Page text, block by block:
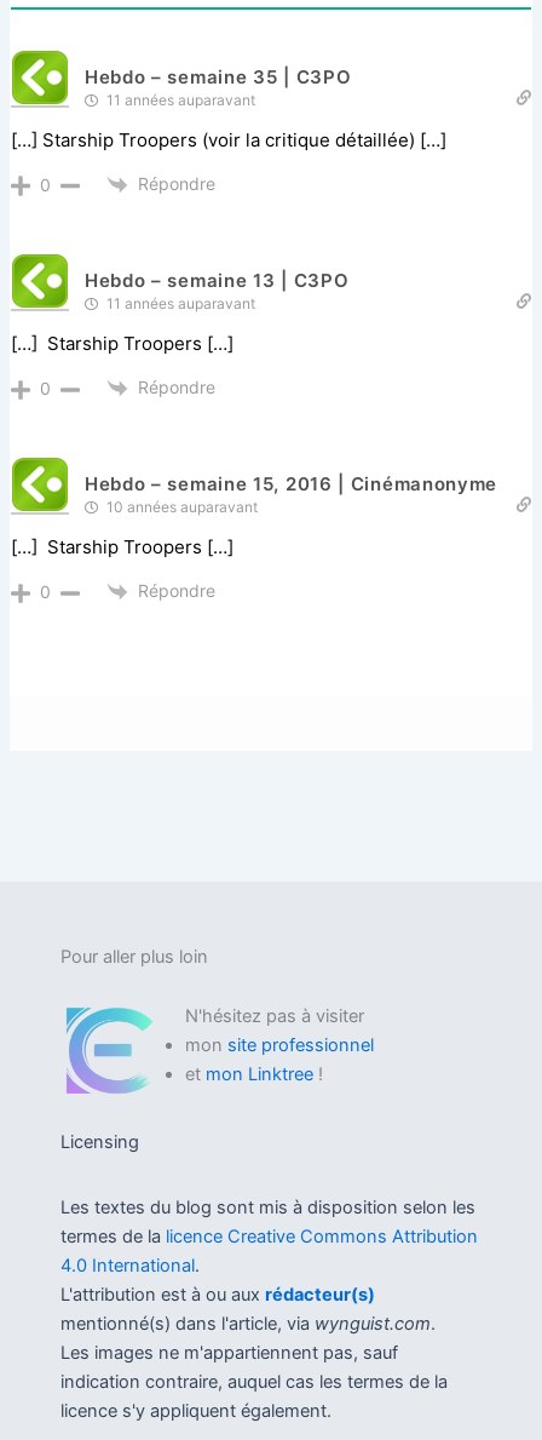
Hebdo – semaine 35 | C3PO
11 années auparavant
[…] Starship Troopers (voir la critique détaillée) […]
0 Répondre
Hebdo – semaine 13 | C3PO
11 années auparavant
[…] Starship Troopers […]
0 Répondre
Hebdo – semaine 15, 2016 | Cinémanonyme
10 années auparavant
[…] Starship Troopers […]
0 Répondre
Pour aller plus loin
N'hésitez pas à visiter
mon site professionnel
et mon Linktree !
Licensing
Les textes du blog sont mis à disposition selon les
termes de la licence Creative Commons Attribution
4.0 International.
L'attribution est à ou aux rédacteur(s)
mentionné(s) dans l'article, via wynguist.com.
Les images ne m'appartiennent pas, sauf
indication contraire, auquel cas les termes de la
licence s'y appliquent également.